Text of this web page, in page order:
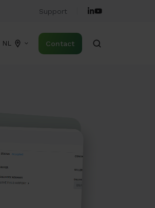
Support
NL Contact